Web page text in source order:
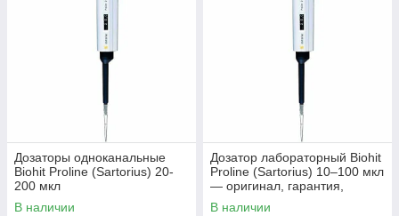
Дозаторы одноканальные
Biohit Proline (Sartorius) 20-
200 мкл
В наличии
Дозатор лабораторный Biohit
Proline (Sartorius) 10–100 мкл
— оригинал, гарантия,
доставка по Казахстану
В наличии